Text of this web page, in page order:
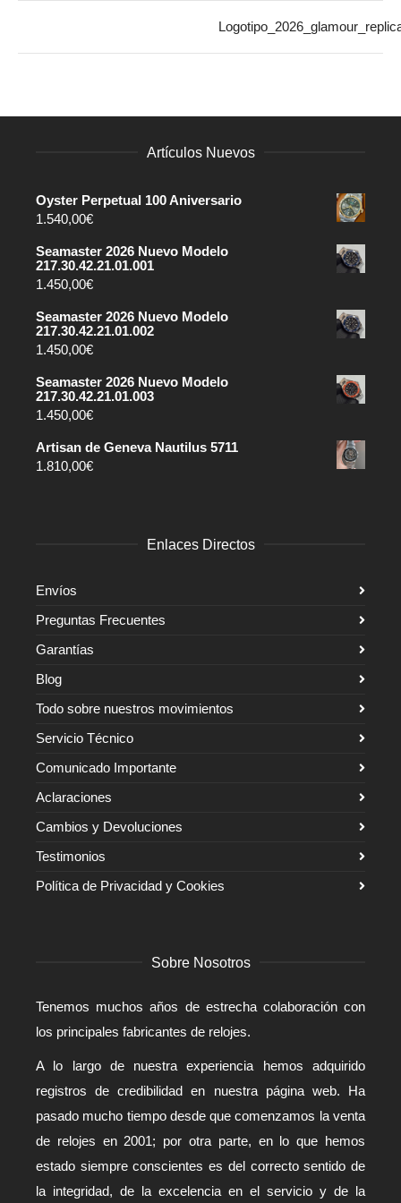
Artículos Nuevos
Oyster Perpetual 100 Aniversario
1.540,00€
Seamaster 2026 Nuevo Modelo
217.30.42.21.01.001
1.450,00€
Seamaster 2026 Nuevo Modelo
217.30.42.21.01.002
1.450,00€
Seamaster 2026 Nuevo Modelo
217.30.42.21.01.003
1.450,00€
Artisan de Geneva Nautilus 5711
1.810,00€
Enlaces Directos
Envíos
Preguntas Frecuentes
Garantías
Blog
Todo sobre nuestros movimientos
Servicio Técnico
Comunicado Importante
Aclaraciones
Cambios y Devoluciones
Testimonios
Política de Privacidad y Cookies
Sobre Nosotros
Tenemos muchos años de estrecha colaboración con
los principales fabricantes de relojes.
A lo largo de nuestra experiencia hemos adquirido
registros de credibilidad en nuestra página web. Ha
pasado mucho tiempo desde que comenzamos la venta
de relojes en 2001; por otra parte, en lo que hemos
estado siempre conscientes es del correcto sentido de
la integridad, de la excelencia en el servicio y de la